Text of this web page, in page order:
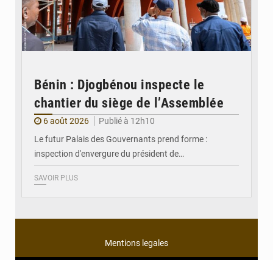
Bénin : Djogbénou inspecte le
chantier du siège de l’Assemblée
6 août 2026
Publié à 12h10
Le futur Palais des Gouvernants prend forme :
inspection d'envergure du président de…
SAVOIR PLUS
Mentions legales